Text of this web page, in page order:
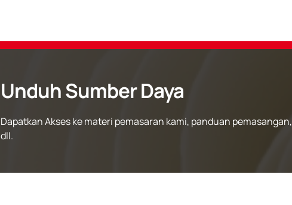
Unduh Sumber Daya
Dapatkan Akses ke materi pemasaran kami, panduan pemasangan,
dll.